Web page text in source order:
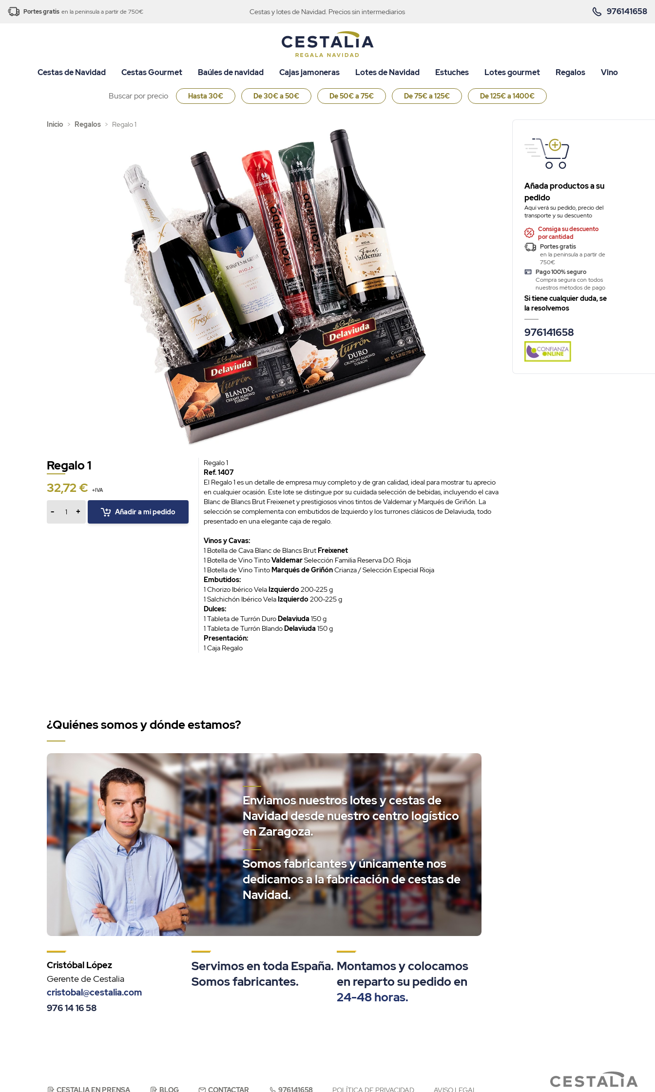
Portes gratis en la peninsula a partir de 750€ Cestas y lotes de Navidad. Precios sin intermediarios 976141658
Cestas de Navidad Cestas Gourmet Baúles de navidad Cajas jamoneras Lotes de Navidad Estuches Lotes gourmet Regalos Vino
Buscar por precio Hasta 30€ De 30€ a 50€ De 50€ a 75€ De 75€ a 125€ De 125€ a 1400€
Añada productos a su
pedido
Aquí verá su pedido, precio del
transporte y su descuento
Consiga su descuento
por cantidad
Portes gratis
en la peninsula a partir de
750€
Pago 100% seguro
Compra segura con todos
nuestros métodos de pago
Si tiene cualquier duda, se
la resolvemos
976141658
Inicio > Regalos > Regalo 1
Regalo 1
32,72 €
+IVA
Cantidad
- + Añadir a mi pedido
Regalo 1
Ref. 1407
El Regalo 1 es un detalle de empresa muy completo y de gran calidad, ideal para mostrar tu aprecio
en cualquier ocasión. Este lote se distingue por su cuidada selección de bebidas, incluyendo el cava
Blanc de Blancs Brut Freixenet y prestigiosos vinos tintos de Valdemar y Marqués de Griñón. La
selección se complementa con embutidos de Izquierdo y los turrones clásicos de Delaviuda, todo
presentado en una elegante caja de regalo.
Vinos y Cavas:
1 Botella de Cava Blanc de Blancs BrutFreixenet
1 Botella de Vino TintoValdemarSelección Familia Reserva D.O. Rioja
1 Botella de Vino TintoMarqués de GriñónCrianza / Selección Especial Rioja
Embutidos:
1 Chorizo Ibérico VelaIzquierdo200-225 g
1 Salchichón Ibérico VelaIzquierdo200-225 g
Dulces:
1 Tableta de Turrón DuroDelaviuda 150 g
1 Tableta de Turrón BlandoDelaviuda 150 g
Presentación:
1 Caja Regalo
¿Quiénes somos y dónde estamos?
Enviamos nuestros lotes y cestas de
Navidad desde nuestro centro logístico
en Zaragoza.
Somos fabricantes y únicamente nos
dedicamos a la fabricación de cestas de
Navidad.
Cristóbal López
Gerente de Cestalia
cristobal@cestalia.com
976 14 16 58
Servimos en toda España.
Somos fabricantes.
Montamos y colocamos
en reparto su pedido en
24-48 horas.
CESTALIA EN PRENSA BLOG CONTACTAR 976141658 POLÍTICA DE PRIVACIDAD AVISO LEGAL